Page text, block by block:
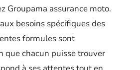
Groupama assurance moto.
besoins spécifiques des
formules sont
que chacun puisse trouver